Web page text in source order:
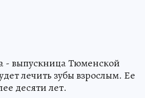
выпускница Тюменской
лечить зубы взрослым. Ее
десяти лет.